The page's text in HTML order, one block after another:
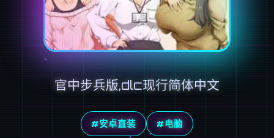
官中步兵版,dlc现行简体中文
#安卓直装 #电脑